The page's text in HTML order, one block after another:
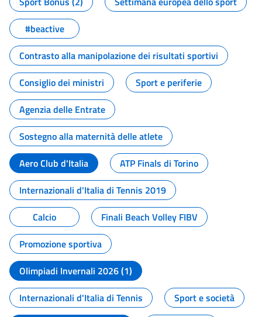
#beactive
Contrasto alla manipolazione dei risultati sportivi
Consiglio dei ministri
Sport e periferie
Agenzia delle Entrate
Sostegno alla maternità delle atlete
Aero Club d'Italia
ATP Finals di Torino
Internazionali d'Italia di Tennis 2019
Calcio
Finali Beach Volley FIBV
Promozione sportiva
Olimpiadi Invernali 2026 (1)
Internazionali d'Italia di Tennis
Sport e società